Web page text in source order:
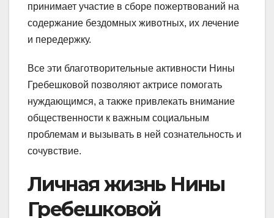
принимает участие в сборе пожертвований на
содержание бездомных животных, их лечение
и передержку.
Все эти благотворительные активности Нины
Гребешковой позволяют актрисе помогать
нуждающимся, а также привлекать внимание
общественности к важным социальным
проблемам и вызывать в ней сознательность и
сочувствие.
Личная жизнь Нины
Гребешковой